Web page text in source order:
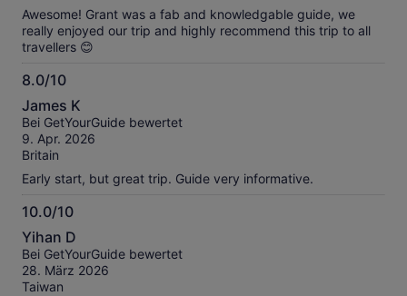
Awesome! Grant was a fab and knowledgable guide, we
really enjoyed our trip and highly recommend this trip to all
travellers 😊
8.0/10
8.0
von
10
James K
Bei GetYourGuide bewertet
9. Apr. 2026
Britain
Early start, but great trip. Guide very informative.
10.0/10
10.0
von
10
Yihan D
Bei GetYourGuide bewertet
28. März 2026
Taiwan